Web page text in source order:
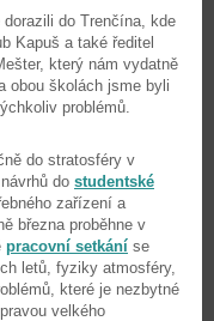
do Trenčína, kde
Kapuš a také ředitel
který nám vydatně
obou školách jsme byli
problémů.
do stratosféry v
do studentské
zařízení a
března proběhne v
pracovní setkání se
letů, fyziky atmosféry,
které je nezbytné
velkého